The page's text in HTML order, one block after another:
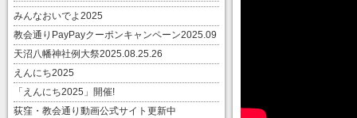
みんなおいでよ2025
教会通りPayPayクーポンキャンペーン2025.09
天沼八幡神社例大祭2025.08.25.26
えんにち2025
「えんにち2025」開催!
荻窪・教会通り動画公式サイト更新中